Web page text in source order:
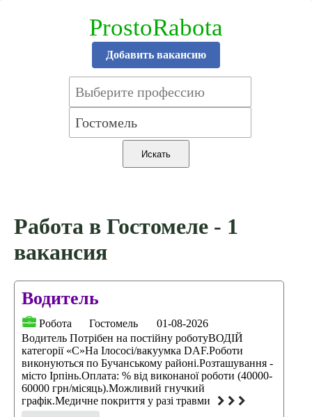
ProstoRabota
Добавить вакансию
Работа в Гостомеле - 1
вакансия
Водитель
Робота Гостомель
01-08-2026
Водитель Потрібен на постійну роботуВОДІЙ
категорії «С»На Ілососі/вакуумка DAF.Роботи
виконуються по Бучанському районі.Розташування -
місто Ірпінь.Оплата: % від виконаної роботи (40000-
60000 грн/місяць).Можливий гнучкий
графік.Медичне покриття у разі травми